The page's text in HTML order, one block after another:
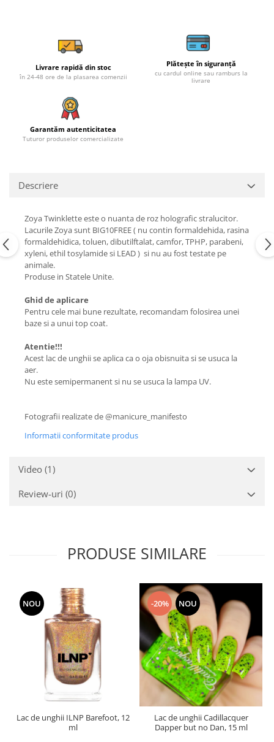
Livrare rapidă din stoc
în 24-48 ore de la plasarea comenzii
Plătește în siguranță
cu cardul online sau ramburs la
livrare
Garantăm autenticitatea
Tuturor produselor comercializate
Descriere
Zoya Twinklette este o nuanta de roz holografic stralucitor.
Lacurile Zoya sunt BIG10FREE ( nu contin formaldehida, rasina
formaldehidica, toluen, dibutilftalat, camfor, TPHP, parabeni,
xyleni, ethil tosylamide si LEAD ) si nu au fost testate pe
animale.
Produse in Statele Unite.
Ghid de aplicare
Pentru cele mai bune rezultate, recomandam folosirea unei
baze si a unui top coat.
Atentie!!!
Acest lac de unghii se aplica ca o oja obisnuita si se usuca la
aer.
Nu este semipermanent si nu se usuca la lampa UV.
Fotografii realizate de @manicure_manifesto
Informatii conformitate produs
Video (1)
Review-uri (0)
PRODUSE SIMILARE
NOU
Lac de unghii ILNP Barefoot, 12
ml
-20% NOU
Lac de unghii Cadillacquer
Dapper but no Dan, 15 ml